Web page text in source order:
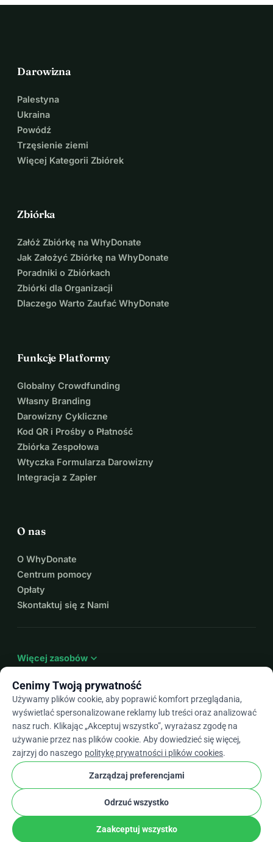
Darowizna
Palestyna
Ukraina
Powódź
Trzęsienie ziemi
Więcej Kategorii Zbiórek
Zbiórka
Załóż Zbiórkę na WhyDonate
Jak Założyć Zbiórkę na WhyDonate
Poradniki o Zbiórkach
Zbiórki dla Organizacji
Dlaczego Warto Zaufać WhyDonate
Funkcje Platformy
Globalny Crowdfunding
Własny Branding
Darowizny Cykliczne
Kod QR i Prośby o Płatność
Zbiórka Zespołowa
Wtyczka Formularza Darowizny
Integracja z Zapier
O nas
O WhyDonate
Centrum pomocy
Opłaty
Skontaktuj się z Nami
Więcej zasobów expand_more
Plarrow_drop_down
★★★★★4,9 / 5 na podstawie ponad 500 opinii
WhyDonate
Prywatność i pliki cookie
Regulamin
Ustawienia Plików Cookie
Stworzone w Europie stripe checkZweryfikowany Partner
Cenimy Twoją prywatność
Używamy plików cookie, aby poprawić komfort przeglądania,
wyświetlać spersonalizowane reklamy lub treści oraz analizować
nasz ruch. Klikając „Akceptuj wszystko”, wyrażasz zgodę na
używanie przez nas plików cookie. Aby dowiedzieć się więcej,
zajrzyj do naszego politykę prywatności i plików cookies.
Zarządzaj preferencjami
Odrzuć wszystko
Zaakceptuj wszystko